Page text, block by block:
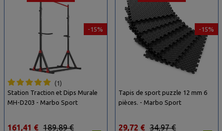
-15%
1
Station Traction et Dips Murale
MH-D203 - Marbo Sport
189,89 €
161,41 €
-15%
Tapis de sport puzzle 12 mm 6
pièces. - Marbo Sport
34,97 €
29,72 €